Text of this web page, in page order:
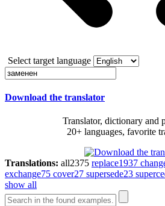
Select target language
Download the translator
Translator, dictionary and
20+ languages, favorite
Translations: all2375 replace1937
exchange75 cover27 supersede23
show all